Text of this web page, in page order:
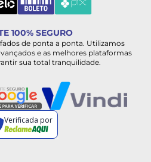
100% SEGURO
de ponta a ponta. Utilizamos
e as melhores plataformas
sua total tranquilidade.
Verificada por